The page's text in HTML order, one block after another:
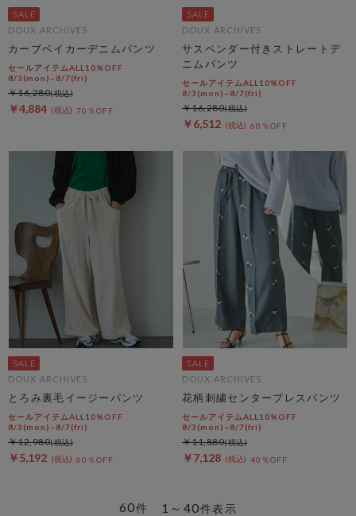
DOUX ARCHIVES
カーブベイカーデニムパンツ
セールアイテムALL10%OFF
8/3(mon)~8/7(fri)
￥4,884 70％OFF
￥16,280
DOUX ARCHIVES
サスペンダー付きストレートデ
ニムパンツ
セールアイテムALL10%OFF
8/3(mon)~8/7(fri)
￥6,512 60％OFF
￥16,280
DOUX ARCHIVES
とろみ裏毛イージーパンツ
セールアイテムALL10%OFF
8/3(mon)~8/7(fri)
￥5,192 60％OFF
￥12,980
DOUX ARCHIVES
花柄刺繍センタープレスパンツ
セールアイテムALL10%OFF
8/3(mon)~8/7(fri)
￥7,128 40％OFF
￥11,880
1～40件表示
60件